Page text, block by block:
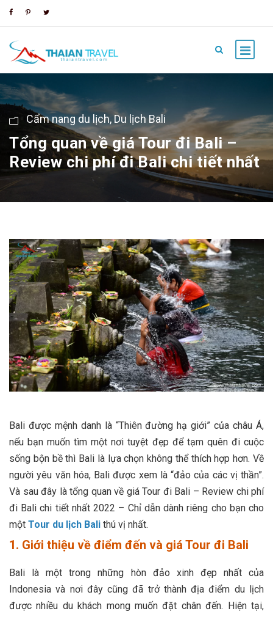
Cẩm nang du lịch,Du lịch Bali
Tổng quan về giá Tour đi Bali –
Review chi phí đi Bali chi tiết nhất
Bali được mệnh danh là “Thiên đường hạ giới” của châu Á,
nếu bạn muốn tìm một nơi tuyệt đẹp để tạm quên đi cuộc
sống bộn bề thì Bali là lựa chọn không thể thích hợp hơn. Về
người yêu văn hóa, Bali được xem là “đảo của các vị thần”.
Và sau đây là tổng quan về giá Tour đi Bali – Review chi phí
đi Bali chi tiết nhất 2022 – Chỉ dẫn dành riêng cho bạn cho
một Tour du lịch Bali thú vị nhất.
1. Giới thiệu về điểm đến và giá Tour đi Bali
Bali là một trong những hòn đảo xinh đẹp nhất của
Indonesia và nơi đây cũng đã trở thành địa điểm du lịch
được nhiều du khách mong muốn đặt chân đến. Hiện tại,